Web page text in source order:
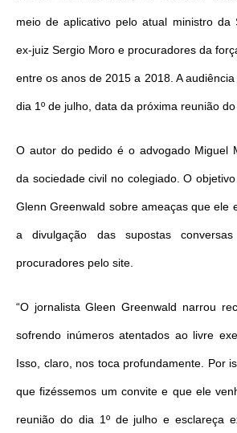
meio de aplicativo pelo atual ministro da
ex-juiz Sergio Moro e procuradores da
entre os anos de 2015 a 2018. A
dia 1º de julho, data da próxima reunião do
O autor do pedido é o advogado Miguel
da sociedade civil no colegiado. O
Glenn Greenwald sobre ameaças que ele
a divulgação das supostas
procuradores pelo site.
“O jornalista Gleen Greenwald narrou
sofrendo inúmeros atentados ao livre
Isso, claro, nos toca profundamente. Por
que fizéssemos um convite e que ele
reunião do dia 1º de julho e esclareça